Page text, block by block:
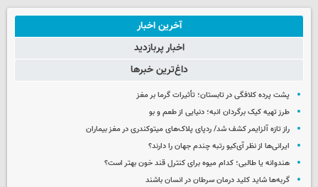
آخرین اخبار
اخبار پربازدید
داغ‌ترین خبرها
پشت پرده کلافگی در تابستان؛ تأثیرات گرما بر مغز
طرز تهیه کیک برگردان انبه؛ دنیایی از طعم و بو
راز تازه آلزایمر کشف شد/ ردپای پلاک‌های میتوکندری در مغز بیماران
ایرانی‌ها از نظر آی‌کیو رتبه چندم جهان را دارند؟
هندوانه یا طالبی؛ کدام‌ میوه برای کنترل قند خون بهتر است؟
گربه‌ها شاید کلید درمان سرطان در انسان باشند